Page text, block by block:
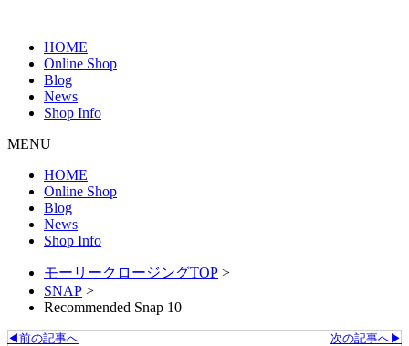
HOME
Online Shop
Blog
News
Shop Info
MENU
HOME
Online Shop
Blog
News
Shop Info
モーリークロージングTOP >
SNAP >
Recommended Snap 10
次の記事へ▶
◀前の記事へ